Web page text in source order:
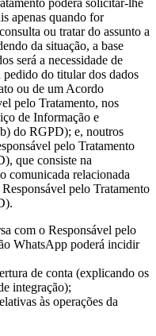
poderá solicitar-lhe
apenas quando for
ou tratar do assunto a
da situação, a base
será a necessidade de
pedido do titular dos dados
ou de um Acordo
pelo Tratamento, nos
de Informação e
do RGPD); e, noutros
pelo Tratamento
que consiste na
comunicada relacionada
pelo Tratamento
com o Responsável pelo
WhatsApp poderá incidir
de conta (explicando os
integração);
às operações da